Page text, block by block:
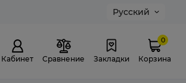
Русский
Кабинет Сравнение Закладки
0
Корзина